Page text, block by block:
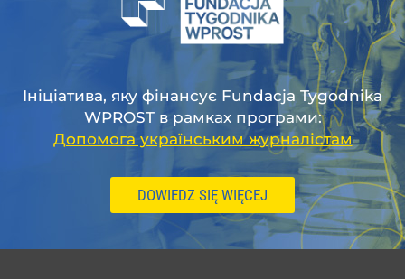
Ініціатива, яку фінансує Fundacja Tygodnika
WPROST в рамках програми:
Допомога українським журналістам
DOWIEDZ SIĘ WIĘCEJ